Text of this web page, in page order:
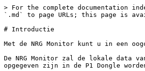
> For the complete documentation
`.md` to page URLs; this page is
# Introductie
Met de NRG Monitor kunt u in een
De NRG Monitor zal de lokale data
opgegeven zijn in de P1 Dongle